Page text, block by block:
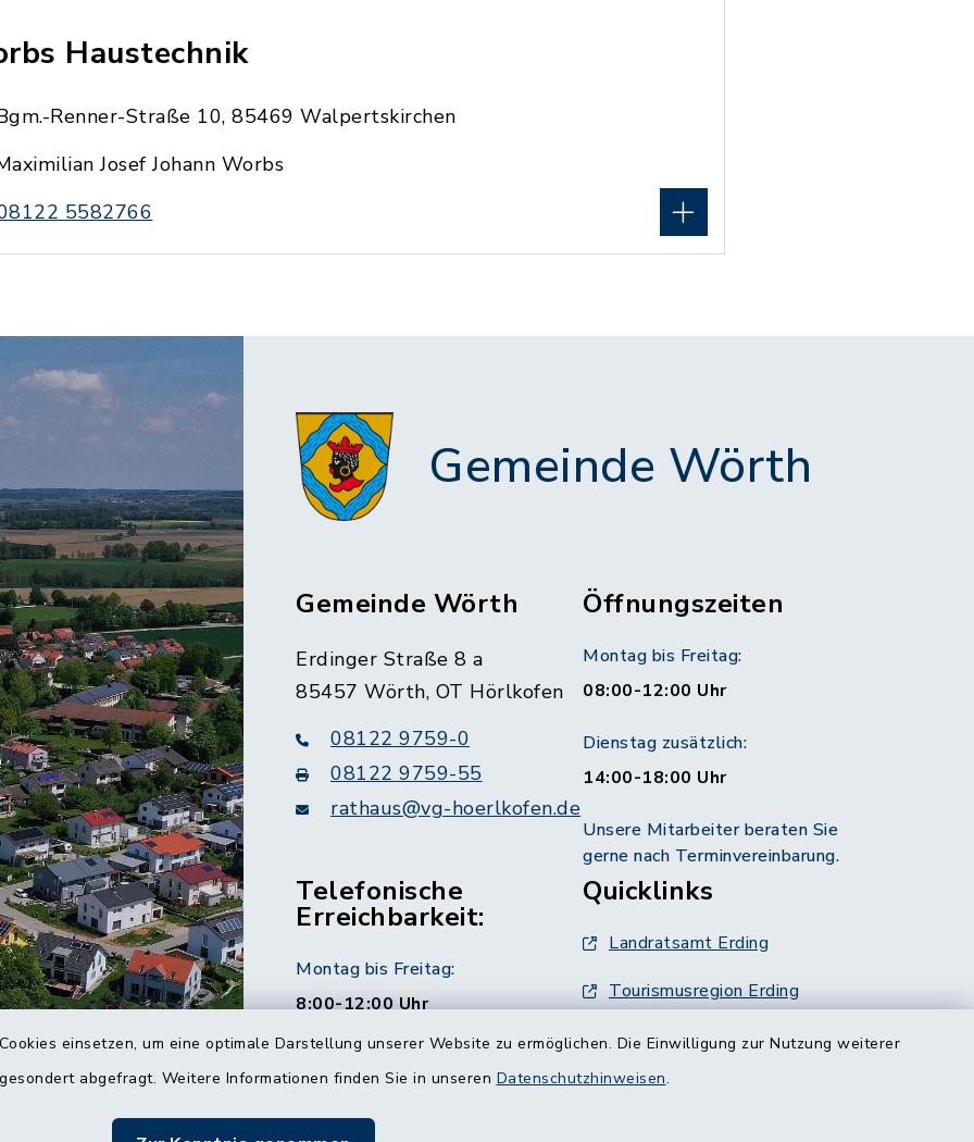
einsetzen, um eine optimale Darstellung unserer Website zu ermöglichen. Die Einwilligung zur Nutzung weiterer
abgefragt. Weitere Informationen finden Sie in unseren Datenschutzhinweisen.
Haustechnik
Renner-Straße 10, 85469 Walpertskirchen
Josef Johann Worbs
5582766
Gemeinde Wörth
Gemeinde Wörth
Erdinger Straße 8 a
85457 Wörth, OT Hörlkofen
08122 9759-0
08122 9759-55
rathaus@vg-hoerlkofen.de
Öffnungszeiten
Montag bis Freitag:
08:00-12:00 Uhr
Dienstag zusätzlich:
14:00-18:00 Uhr
Unsere Mitarbeiter beraten Sie
gerne nach Terminvereinbarung.
Telefonische
Erreichbarkeit:
Montag bis Freitag:
8:00-12:00 Uhr
Montag und Donnerstag:
14:00-16:00 Uhr
Quicklinks
Landratsamt Erding
Tourismusregion Erding
Ausschreibungen